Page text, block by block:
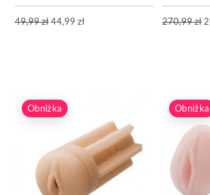
49,99 zł44,99 zł 270,99 zł
Obniżka Obniżka